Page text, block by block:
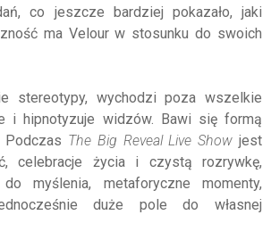
co jeszcze bardziej pokazało, jaki
ma Velour w stosunku do swoich
stereotypy, wychodzi poza wszelkie
i hipnotyzuje widzów. Bawi się formą
Podczas The Big Reveal Live Show jest
celebracje życia i czystą rozrywkę,
myślenia, metaforyczne momenty,
duże pole do własnej